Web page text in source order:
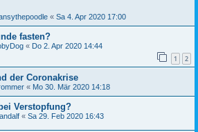
« Sa 4. Apr 2020 17:00
fasten?
« Do 2. Apr 2020 14:44
1 2
der Coronakrise
« Mo 30. Mär 2020 14:18
Verstopfung?
« Sa 29. Feb 2020 16:43